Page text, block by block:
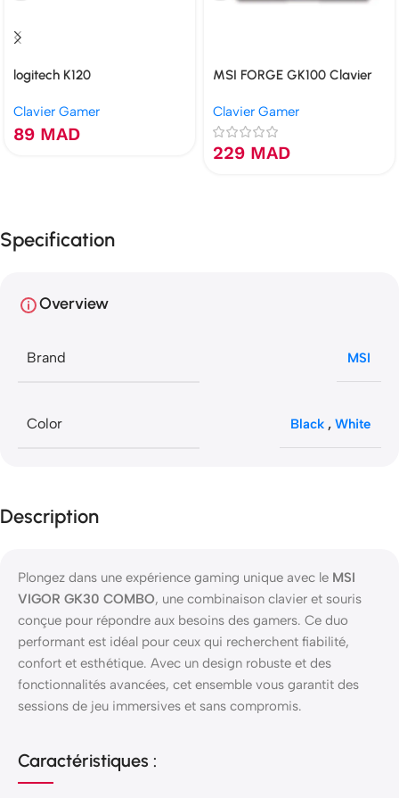
logitech K120
Clavier Gamer
89 MAD
MSI FORGE GK100 Clavier
Clavier Gamer
229 MAD
Specification
Overview
Brand MSI
Color Black , White
Description
Plongez dans une expérience gaming unique avec le MSI
VIGOR GK30 COMBO, une combinaison clavier et souris
conçue pour répondre aux besoins des gamers. Ce duo
performant est idéal pour ceux qui recherchent fiabilité,
confort et esthétique. Avec un design robuste et des
fonctionnalités avancées, cet ensemble vous garantit des
sessions de jeu immersives et sans compromis.
Caractéristiques :